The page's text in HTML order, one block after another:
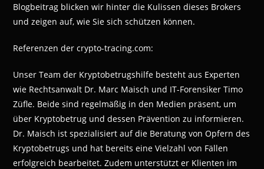
Blogbeitrag blicken wir hinter die Kulissen dieses Brokers
und zeigen auf, wie Sie sich schützen können.
Referenzen der crypto-tracing.com:
Unser Team der Kryptobetrugshilfe besteht aus Experten
wie Rechtsanwalt Dr. Marc Maisch und IT-Forensiker Timo
Züfle. Beide sind regelmäßig in den Medien präsent, um
über Kryptobetrug und dessen Prävention zu informieren.
Dr. Maisch ist spezialisiert auf die Beratung von Opfern des
Kryptobetrugs und hat bereits eine Vielzahl von Fällen
erfolgreich bearbeitet. Zudem unterstützt er Klienten im